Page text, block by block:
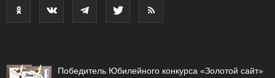
Победитель Юбилейного конкурса «Золотой сайт»